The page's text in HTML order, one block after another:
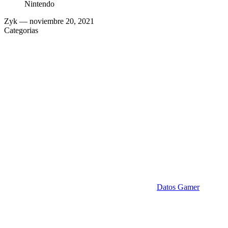
Nintendo
Zyk — noviembre 20, 2021
Categorias
Datos Gamer